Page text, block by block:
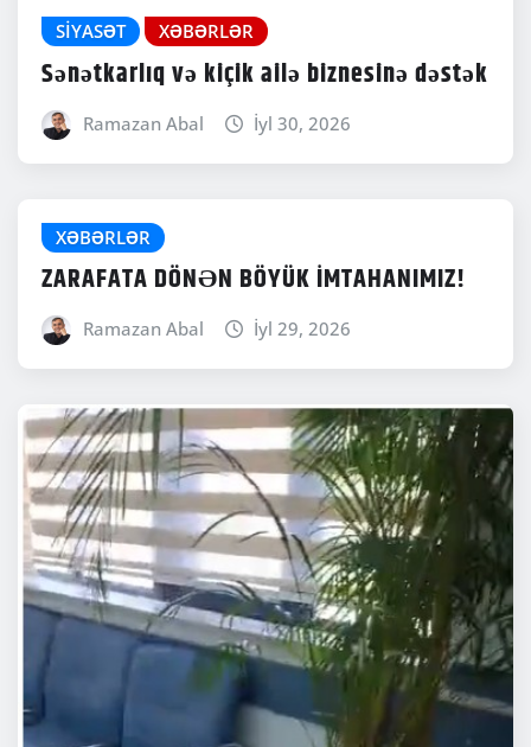
SIYASƏT XƏBƏRLƏR
Sənətkarlıq və kiçik ailə biznesinə dəstək
Ramazan Abal İyl 30, 2026
XƏBƏRLƏR
ZARAFATA DÖNƏN BÖYÜK İMTAHANIMIZ!
Ramazan Abal İyl 29, 2026